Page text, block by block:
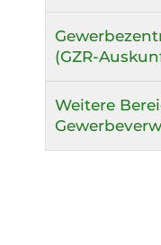
(GZR-
Weitere